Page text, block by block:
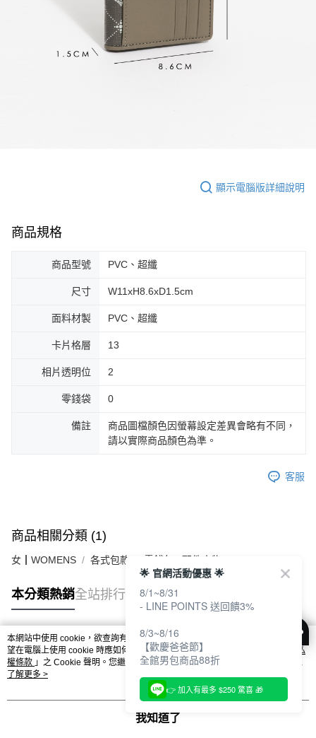
顯示電腦版詳細說明
商品規格
商品型號 PVC、超纖
尺寸 W11xH8.6xD1.5cm
面料材製 PVC、超纖
卡片格層 13
相片透明位 2
零錢袋 0
備註
商品圖檔顏色因螢幕設定差異會略有不同，
請以實際商品顏色為準。
客服
商品相關分類 (1)
女┃WOMENS 各式包款 零錢包 / 配件小物
本分類熱銷全站排行
熱門標籤
本網站中使用 cookie，欲查詢有關本網站使用 cookie 方式之詳情，及若您不希
望在電腦上使用 cookie 時應如何變更電腦的 cookie 設定，請參閱本網站「
隱私
權條款 」之 Cookie 聲明。您繼續使用本網站即表示您同意本公司得按本網站使
用條款之 Cookie 聲明使用 cookie。
了解更多 >
我知道了
🌟 官網活動優惠 🌟
8/1~8/31
- LINE POINTS 送回饋3%
8/3~8/16
【歡慶爸爸節】
全館男包商品88折
👉 加入有最多 $250 驚喜 🎁